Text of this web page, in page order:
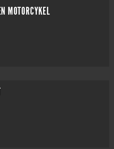
MOTORCYKEL